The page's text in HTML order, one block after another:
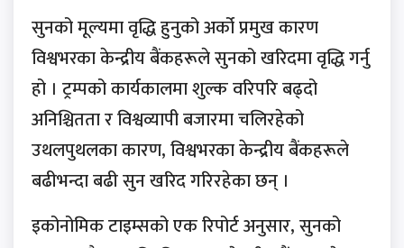
सुनको मूल्यमा वृद्धि हुनुको अर्को प्रमुख कारण
विश्वभरका केन्द्रीय बैंकहरूले सुनको खरिदमा वृद्धि गर्नु
हो । ट्रम्पको कार्यकालमा शुल्क वरिपरि बढ्दो
अनिश्चितता र विश्वव्यापी बजारमा चलिरहेको
उथलपुथलका कारण, विश्वभरका केन्द्रीय बैंकहरूले
बढीभन्दा बढी सुन खरिद गरिरहेका छन् ।
इकोनोमिक टाइम्सको एक रिपोर्ट अनुसार, सुनको